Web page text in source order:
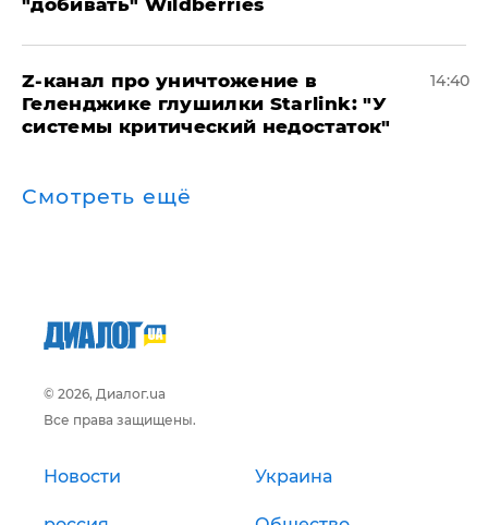
Z-канал про уничтожение в
Геленджике глушилки Starlink: "У
системы критический недостаток"
14:40
Смотреть ещё
© 2026, Диалог.ua
Все права защищены.
Новости Украина